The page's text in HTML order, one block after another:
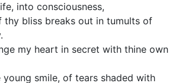
into consciousness,
thy bliss breaks out in tumults of
my heart in secret with thine own
smile, of tears shaded with